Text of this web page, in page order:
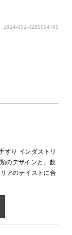
2024-012-3201114701
すり インダストリ
のデザインと、数
アのテイストに合